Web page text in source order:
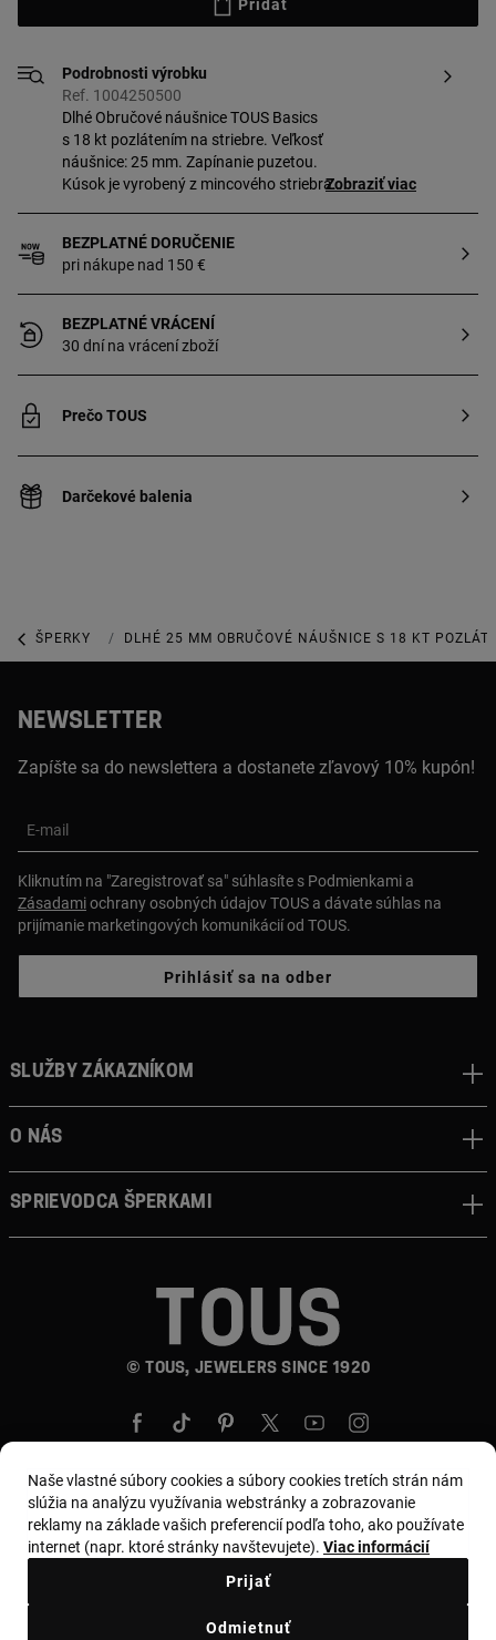
Pridať
Podrobnosti výrobku
Ref. 1004250500
Dlhé Obručové náušnice TOUS Basics
s 18 kt pozlátením na striebre. Veľkosť
náušnice: 25 mm. Zapínanie puzetou.
Kúsok je vyrobený z mincového striebra
odolnosť šperku.
Zobraziť viac
BEZPLATNÉ DORUČENIE
pri nákupe nad 150 €
BEZPLATNÉ VRÁCENÍ
30 dní na vrácení zboží
Prečo TOUS
Darčekové balenia
ŠPERKY POZLÁTENÉ ŠPERKY
DLHÉ 25 MM OBRUČOVÉ NÁUŠNICE S 18 KT
NEWSLETTER
Zapíšte sa do newslettera a dostanete zľavový 10% kupón!
E-mail
Kliknutím na "Zaregistrovať sa" súhlasíte s Podmienkami a
Zásadamiochrany osobných údajov TOUS a dávate súhlas na
prijímanie marketingových komunikácií od TOUS.
Prihlásiť sa na odber
© TOUS, JEWELERS SINCE 1920
Služby zákazníkom
O nás
Sprievodca šperkami
Krajina a mena:Slovakia / Euro
Naše vlastné súbory cookies a súbory cookies tretích strán nám
slúžia na analýzu využívania webstránky a zobrazovanie
reklamy na základe vašich preferencií podľa toho, ako používate
internet (napr. ktoré stránky navštevujete). Viac informácií
Odmietnuť
Prijať